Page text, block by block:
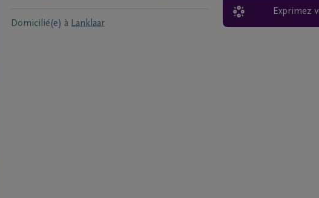
Domicilié(e) à Lanklaar
Exprimez